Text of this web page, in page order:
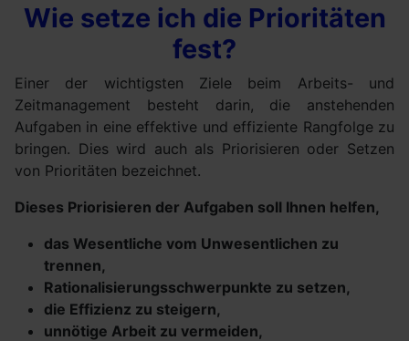
Wie setze ich die Prioritäten
fest?
Einer der wichtigsten Ziele beim Arbeits- und
Zeitmanagement besteht darin, die anstehenden
Aufgaben in eine effektive und effiziente Rangfolge zu
bringen. Dies wird auch als Priorisieren oder Setzen
von Prioritäten bezeichnet.
Dieses Priorisieren der Aufgaben soll Ihnen helfen,
das Wesentliche vom Unwesentlichen zu
trennen,
Rationalisierungsschwerpunkte zu setzen,
die Effizienz zu steigern,
unnötige Arbeit zu vermeiden,